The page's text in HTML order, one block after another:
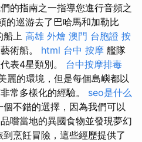
的指南之一指導您進行音頻之
的巡游去了巴哈馬和加勒比
船上 高雄 外燴 澳門 台胞證 按
術船。 html 台中 按摩 艦隊
表4星類別。 台中按摩排毒
麗的環境，但是每個島嶼都以
常多樣化的經驗。 seo是什么
不錯的選擇，因為我們可以
嚐當地的異國食物並發現夢幻
烹飪冒險，這些經歷提供了